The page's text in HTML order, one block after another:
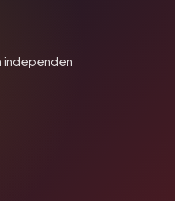
independen